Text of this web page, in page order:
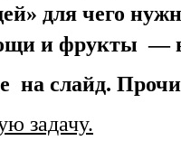
для чего
и фрукты —
на слайд.
задачу.